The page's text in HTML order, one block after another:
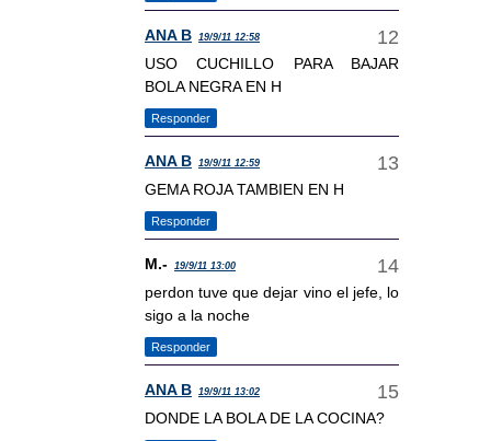
ANA B 19/9/11 12:58
USO CUCHILLO PARA BAJAR
BOLA NEGRA EN H
Responder
ANA B 19/9/11 12:59
GEMA ROJA TAMBIEN EN H
Responder
M.- 19/9/11 13:00
perdon tuve que dejar vino el jefe, lo
sigo a la noche
Responder
ANA B 19/9/11 13:02
DONDE LA BOLA DE LA COCINA?